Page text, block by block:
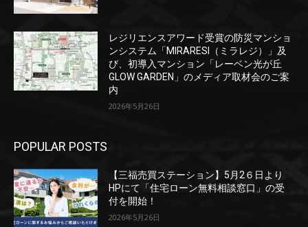
レジリエンスアワード受賞の防災マンショ
ンシステム「MIRARESI（ミラレジ）」及
び、初導入マンション「レーベン光が丘
GLOW GARDEN」のメディア取材会のご案
内
2026年5月26日
POPULAR POSTS
【三福売買ステーション】5月2６日より
HPにて「住宅ローン無料相談窓口」の受
付を開始！
2026年5月26日